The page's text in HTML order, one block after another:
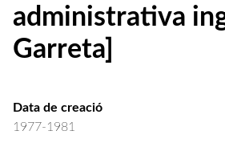
administrativa
Garreta]
Data de creació
1977-1981